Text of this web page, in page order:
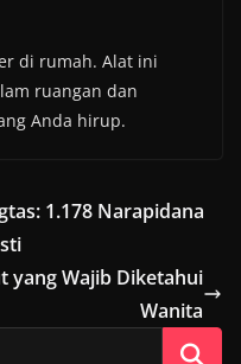
di rumah. Alat ini
ruangan dan
Anda hirup.
1.178 Narapidana
yang Wajib Diketahui
Wanita